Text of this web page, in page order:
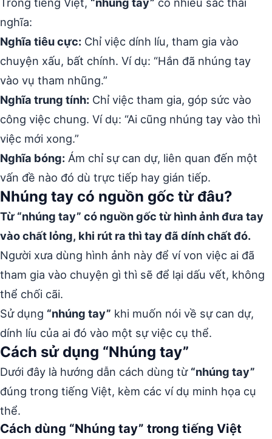
nghĩa:
Nghĩa tiêu cực: Chỉ việc dính líu, tham gia vào
chuyện xấu, bất chính. Ví dụ: “Hắn đã nhúng tay
vào vụ tham nhũng.”
Nghĩa trung tính: Chỉ việc tham gia, góp sức vào
công việc chung. Ví dụ: “Ai cũng nhúng tay vào thì
việc mới xong.”
Nghĩa bóng: Ám chỉ sự can dự, liên quan đến một
vấn đề nào đó dù trực tiếp hay gián tiếp.
Nhúng tay có nguồn gốc từ đâu?
Từ “nhúng tay” có nguồn gốc từ hình ảnh đưa tay
vào chất lỏng, khi rút ra thì tay đã dính chất đó.
Người xưa dùng hình ảnh này để ví von việc ai đã
tham gia vào chuyện gì thì sẽ để lại dấu vết, không
thể chối cãi.
Sử dụng “nhúng tay” khi muốn nói về sự can dự,
dính líu của ai đó vào một sự việc cụ thể.
Cách sử dụng “Nhúng tay”
Dưới đây là hướng dẫn cách dùng từ “nhúng tay”
đúng trong tiếng Việt, kèm các ví dụ minh họa cụ
thể.
Cách dùng “Nhúng tay” trong tiếng Việt